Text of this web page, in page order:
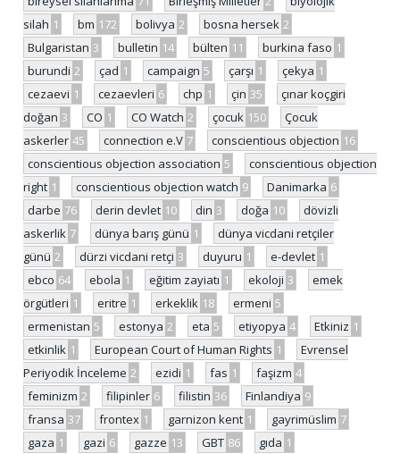
silah 1 bm 172 bolivya 2 bosna hersek 2
Bulgaristan 3 bulletin 14 bülten 11 burkina faso 1
burundi 2 çad 1 campaign 5 çarşı 1 çekya 1
cezaevi 1 cezaevleri 6 chp 1 çin 35
çınar koçgiri
doğan 3 CO 1 CO Watch 2 çocuk 150
Çocuk
askerler 45 connection e.V 7 conscientious objection 16
conscientious objection association 5
conscientious objection
right 1 conscientious objection watch 9 Danimarka 6
darbe 76 derin devlet 10 din 3 doğa 10
dövizli
askerlik 7 dünya barış günü 1
dünya vicdani retçiler
günü 2 dürzi vicdani retçi 3 duyuru 1 e-devlet 1
ebco 64 ebola 1 eğitim zayiatı 1 ekoloji 3
emek
örgütleri 1 eritre 1 erkeklik 18 ermeni 5
ermenistan 5 estonya 2 eta 5 etiyopya 4 Etkiniz 1
etkinlik 1 European Court of Human Rights 1
Evrensel
Periyodik İnceleme 2 ezidi 1 fas 1 faşizm 4
feminizm 2 filipinler 6 filistin 36 Finlandiya 9
fransa 37 frontex 1 garnizon kent 1 gayrimüslim 7
gaza 1 gazi 6 gazze 13 GBT 86 gıda 1